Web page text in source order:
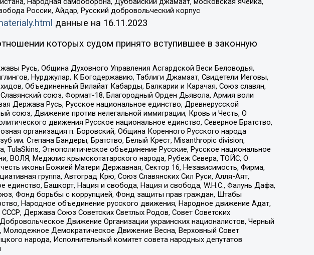
России, Айдар, Русский добровольческий корпус
данные на 16.11.2023
которых судом принято вступившее в законную
Русь, Община Духовного Управления Асгардской Веси Беловодья,
Нурджулар, К Богодержавию, Таблиги Джамаат, Свидетели Иеговы,
Объединенный Вилайат Кабарды, Балкарии и Карачая, Союз славян,
союз, Формат-18, Благородный Орден Дьявола, Армия воли
Держава Русь, Русское национальное единство, Древнерусской
союз, Движение против нелегальной иммиграции, Кровь и Честь, О
движения Русское национальное единство, Северное Братство,
организация п. Боровский, Община Коренного Русского народа
им. Степана Бандеры, Братство, Белый Крест, Misanthropic division,
Этнополитическое объединение Русские, Русское национальное
ВОЛЯ, Меджлис крымскотатарского народа, Рубеж Севера, ТОЙС, О
иконы Божией Матери Державная, Сектор 16, Независимость, Фирма,
группа, Автоград Крю, Союз Славянских Сил Руси, Алля-Аят,
единство, Башкорт, Нация и свобода, Нация и свобода, W.H.С., Фалунь Дафа,
Фонд борьбы с коррупцией, Фонд защиты прав граждан, Штабы
Народное объединение русского движения, Народное движение Адат,
Держава Союз Советских Светлых Родов, Совет Советских
Движение Организации украинских националистов, Черный
Молодежное Демократическое Движение Весна, Верховный Совет
народа, Исполнительный комитет совета народных депутатов